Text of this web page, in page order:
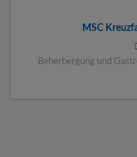
MSC
Beherbergung und